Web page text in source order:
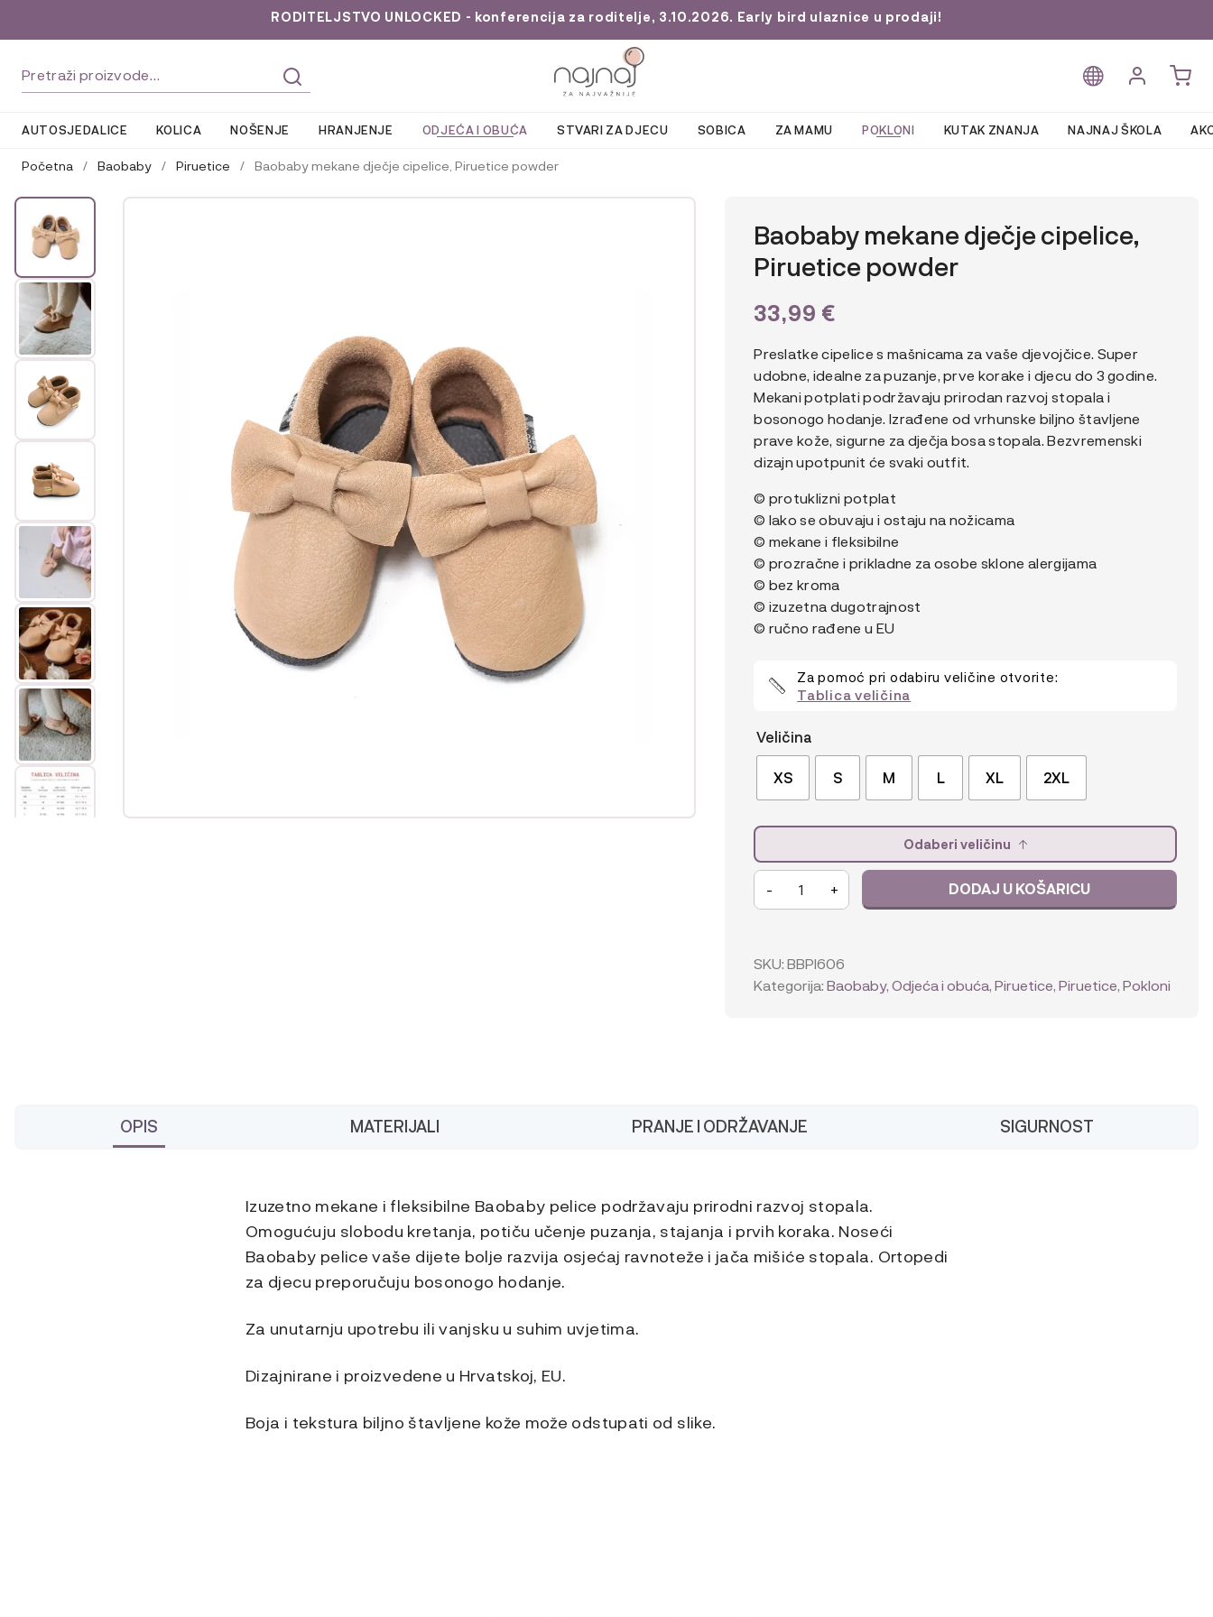
RODITELJSTVO UNLOCKED - konferencija za roditelje, 3.10.2026. Early bird ulaznice u prodaji!
AUTOSJEDALICE KOLICA NOŠENJE HRANJENJE ODJEĆA I OBUĆA STVARI ZA DJECU SOBICA ZA MAMU POKLONI KUTAK ZNANJA NAJNAJ ŠKOLA
na
do
Početna / Baobaby / Piruetice / Baobaby mekane dječje cipelice, Piruetice powder
Baobaby mekane dječje cipelice,
Piruetice powder
33,99 €
Preslatke cipelice s mašnicama za vaše djevojčice. Super
udobne, idealne za puzanje, prve korake i djecu do 3 godine.
Mekani potplati podržavaju prirodan razvoj stopala i
bosonogo hodanje. Izrađene od vrhunske biljno štavljene
prave kože, sigurne za dječja bosa stopala. Bezvremenski
dizajn upotpunit će svaki outfit.
© protuklizni potplat
© lako se obuvaju i ostaju na nožicama
© mekane i fleksibilne
© prozračne i prikladne za osobe sklone alergijama
© bez kroma
© izuzetna dugotrajnost
© ručno rađene u EU
Za pomoć pri odabiru veličine otvorite:
Tablica veličina
Veličina
XS S M L XL 2XL
Odaberi veličinu
Baobaby
mekane
powder
količina
- + DODAJ U KOŠARICU
SKU:BBPI606
Kategorija:Baobaby,Odjeća i obuća,Piruetice,Piruetice,Pokloni
OPIS MATERIJALI PRANJE I ODRŽAVANJE SIGURNOST
Izuzetno mekane i fleksibilne Baobaby pelice podržavaju prirodni razvoj stopala.
Omogućuju slobodu kretanja, potiču učenje puzanja, stajanja i prvih koraka. Noseći
Baobaby pelice vaše dijete bolje razvija osjećaj ravnoteže i jača mišiće stopala. Ortopedi
za djecu preporučuju bosonogo hodanje.
Za unutarnju upotrebu ili vanjsku u suhim uvjetima.
Dizajnirane i proizvedene u Hrvatskoj, EU.
Boja i tekstura biljno štavljene kože može odstupati od slike.